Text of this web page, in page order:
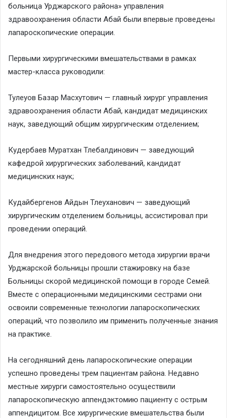
больница Урджарского района» управления
здравоохранения области Абай были впервые проведены
лапароскопические операции.
Первыми хирургическими вмешательствами в рамках
мастер-класса руководили:
Тулеуов Базар Масхутович — главный хирург управления
здравоохранения области Абай, кандидат медицинских
наук, заведующий общим хирургическим отделением;
Кудербаев Муратхан Тлебалдинович — заведующий
кафедрой хирургических заболеваний, кандидат
медицинских наук;
Кудайбергенов Айдын Тлеуханович — заведующий
хирургическим отделением больницы, ассистировал при
проведении операций.
Для внедрения этого передового метода хирургии врачи
Урджарской больницы прошли стажировку на базе
Больницы скорой медицинской помощи в городе Семей.
Вместе с операционными медицинскими сестрами они
освоили современные технологии лапароскопических
операций, что позволило им применить полученные знания
на практике.
На сегодняшний день лапароскопические операции
успешно проведены трем пациентам района. Недавно
местные хирурги самостоятельно осуществили
лапароскопическую аппендэктомию пациенту с острым
аппендицитом. Все хирургические вмешательства были